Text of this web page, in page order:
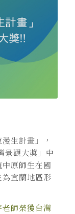
生計畫」，
景觀大獎」中
原師生在國
宜蘭地區形
師榮獲台灣